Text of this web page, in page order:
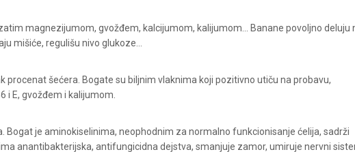
magnezijumom, gvožđem, kalcijumom, kalijumom... Banane povoljno deluju
mišiće, regulišu nivo glukoze...
procenat šećera. Bogate su biljnim vlaknima koji pozitivno utiču na probavu,
i E, gvožđem i kalijumom.
Bogat je aminokiselinima, neophodnim za normalno funkcionisanje ćelija, sadrži
anantibakterijska, antifungicidna dejstva, smanjuje zamor, umiruje nervni